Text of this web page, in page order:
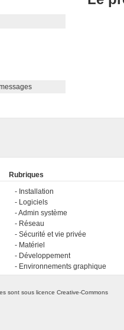
Rubriques
Installation
Logiciels
Admin système
Réseau
Sécurité et vie privée
Matériel
Développement
Environnements graphique
sont sous licenceCreative-Commons